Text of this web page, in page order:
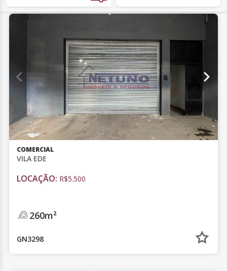
COMERCIAL
VILA EDE
LOCAÇÃO: R$5.500
260m²
GN3298